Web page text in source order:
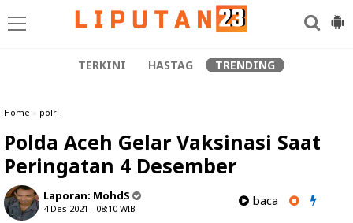
TERKINI HASTAG TRENDING
Home » polri
Polda Aceh Gelar Vaksinasi Saat
Peringatan 4 Desember
Laporan: MohdS
4 Des 2021 - 08:10 WIB
baca